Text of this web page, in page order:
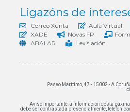
Ligazóns de
Correo Xunta Aula Virtual
XADE
Novas FP
ABALAR
Lexislación
Paseo Marítimo, 47 - 15002 - A
Aviso importante: a información desta páxina
debe ser contrastada presencialmente,